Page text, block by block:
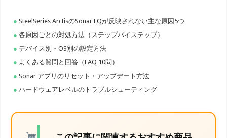
SteelSeries ArctisのSonar EQが反映されない主な原因5つ
各原因ごとの対処方法（ステップバイステップ）
デバイス別・OS別の設定方法
よくある質問と回答（FAQ 10問）
Sonar アプリのリセット・アップデート方法
ハードウェアレベルのトラブルシューティング